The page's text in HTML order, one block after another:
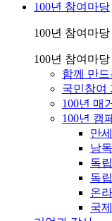
100년 참여마당
100년 참여마당
100년 참여마당
함께 만
국민참여
100년 매
100년 캠
만
낭
독
독
온
국